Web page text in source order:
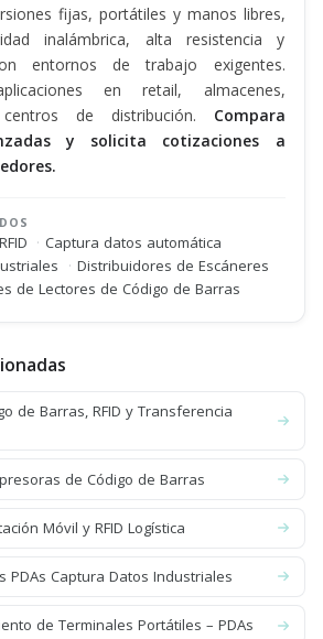
fijas, portátiles y manos libres,
inalámbrica, alta resistencia y
entornos de trabajo exigentes.
en retail, almacenes,
de distribución. Compara
y solicita cotizaciones a
· Captura datos automática
· Distribuidores de Escáneres
de Lectores de Código de Barras
de Barras, RFID y Transferencia
de Código de Barras
Móvil y RFID Logística
PDAs Captura Datos Industriales
de Terminales Portátiles – PDAs